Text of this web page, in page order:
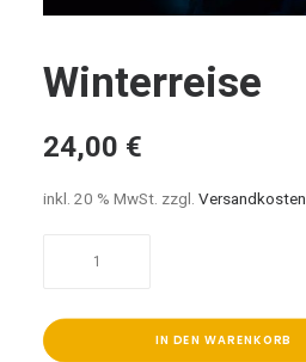
Winterreise
24,00 €
inkl. 20 % MwSt. zzgl. Versandkosten
IN DEN WARENKORB